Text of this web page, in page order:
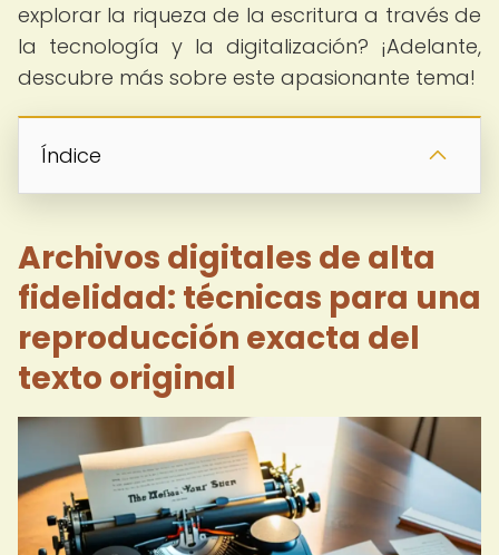
explorar la riqueza de la escritura a través de
la tecnología y la digitalización? ¡Adelante,
descubre más sobre este apasionante tema!
Índice
Archivos digitales de alta
fidelidad: técnicas para una
reproducción exacta del
texto original